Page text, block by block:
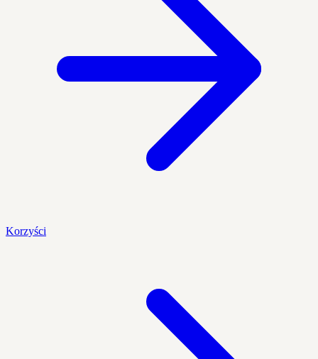
Korzyści